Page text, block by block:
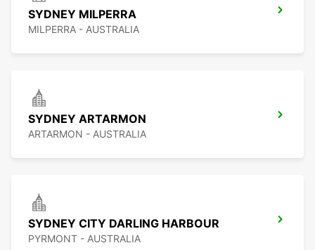
SYDNEY MILPERRA
MILPERRA - AUSTRALIA
SYDNEY ARTARMON
ARTARMON - AUSTRALIA
SYDNEY CITY DARLING HARBOUR
PYRMONT - AUSTRALIA